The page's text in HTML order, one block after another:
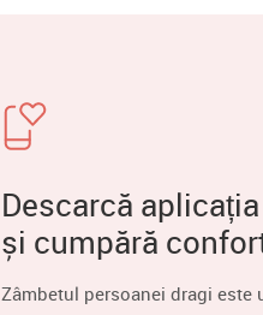
Descarcă aplicația
și cumpără
Zâmbetul persoanei dragi este